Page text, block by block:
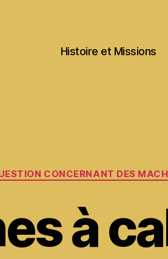
Histoire et Missions
CONCERNANT DES
à